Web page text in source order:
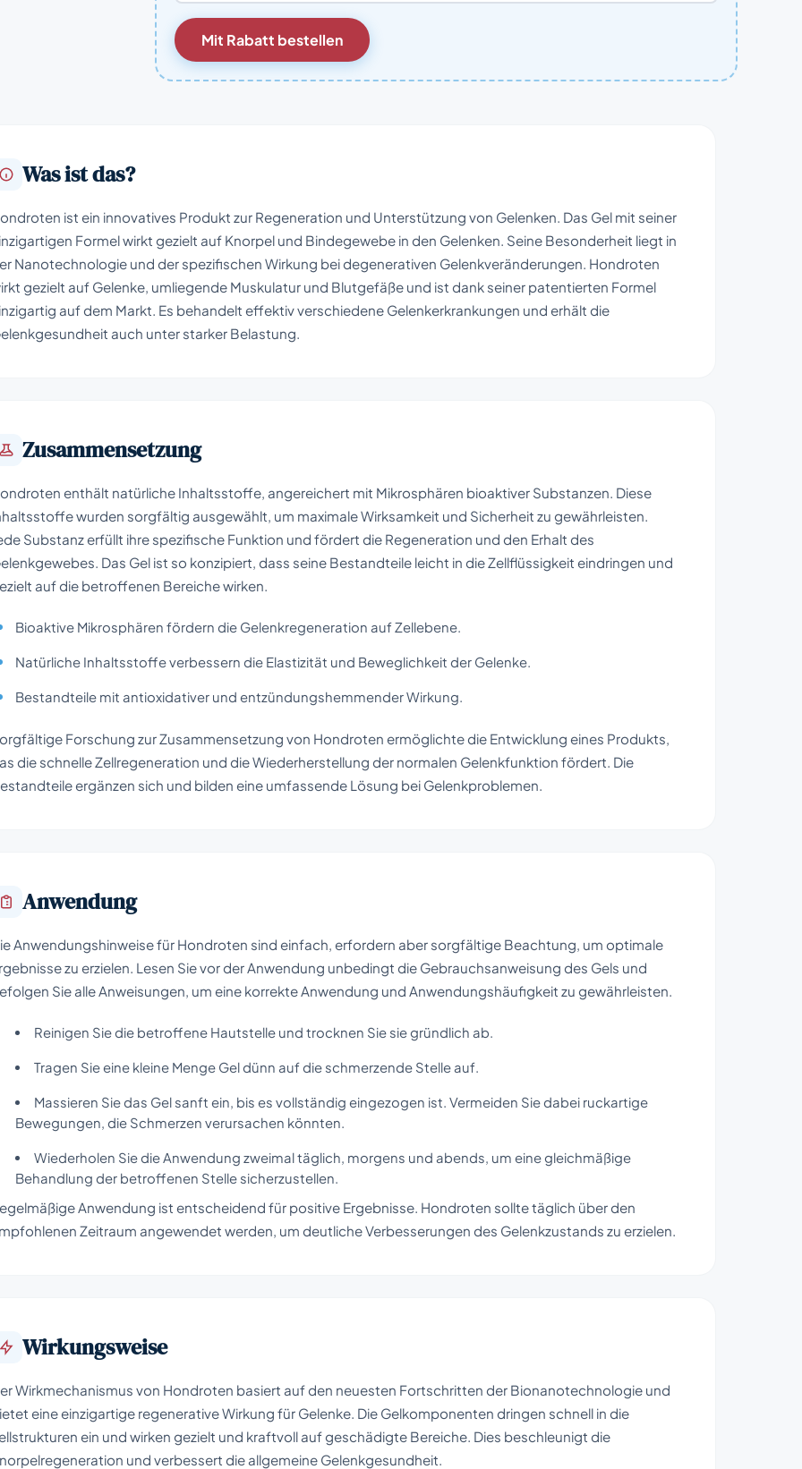
Mit Rabatt bestellen
Was ist das?
ist ein innovatives Produkt zur Regeneration und Unterstützung von Gelenken. Das Gel mit seiner
Formel wirkt gezielt auf Knorpel und Bindegewebe in den Gelenken. Seine Besonderheit liegt in
Nanotechnologie und der spezifischen Wirkung bei degenerativen Gelenkveränderungen. Hondroten
gezielt auf Gelenke, umliegende Muskulatur und Blutgefäße und ist dank seiner patentierten Formel
auf dem Markt. Es behandelt effektiv verschiedene Gelenkerkrankungen und erhält die
auch unter starker Belastung.
Zusammensetzung
enthält natürliche Inhaltsstoffe, angereichert mit Mikrosphären bioaktiver Substanzen. Diese
wurden sorgfältig ausgewählt, um maximale Wirksamkeit und Sicherheit zu gewährleisten.
Substanz erfüllt ihre spezifische Funktion und fördert die Regeneration und den Erhalt des
Das Gel ist so konzipiert, dass seine Bestandteile leicht in die Zellflüssigkeit eindringen und
auf die betroffenen Bereiche wirken.
Bioaktive Mikrosphären fördern die Gelenkregeneration auf Zellebene.
Natürliche Inhaltsstoffe verbessern die Elastizität und Beweglichkeit der Gelenke.
Bestandteile mit antioxidativer und entzündungshemmender Wirkung.
Forschung zur Zusammensetzung von Hondroten ermöglichte die Entwicklung eines Produkts,
die schnelle Zellregeneration und die Wiederherstellung der normalen Gelenkfunktion fördert. Die
ergänzen sich und bilden eine umfassende Lösung bei Gelenkproblemen.
Anwendung
Anwendungshinweise für Hondroten sind einfach, erfordern aber sorgfältige Beachtung, um optimale
zu erzielen. Lesen Sie vor der Anwendung unbedingt die Gebrauchsanweisung des Gels und
Sie alle Anweisungen, um eine korrekte Anwendung und Anwendungshäufigkeit zu gewährleisten.
Reinigen Sie die betroffene Hautstelle und trocknen Sie sie gründlich ab.
Tragen Sie eine kleine Menge Gel dünn auf die schmerzende Stelle auf.
Massieren Sie das Gel sanft ein, bis es vollständig eingezogen ist. Vermeiden Sie dabei ruckartige
Bewegungen, die Schmerzen verursachen könnten.
Wiederholen Sie die Anwendung zweimal täglich, morgens und abends, um eine gleichmäßige
Behandlung der betroffenen Stelle sicherzustellen.
Anwendung ist entscheidend für positive Ergebnisse. Hondroten sollte täglich über den
Zeitraum angewendet werden, um deutliche Verbesserungen des Gelenkzustands zu erzielen.
Wirkungsweise
Wirkmechanismus von Hondroten basiert auf den neuesten Fortschritten der Bionanotechnologie und
eine einzigartige regenerative Wirkung für Gelenke. Die Gelkomponenten dringen schnell in die
ein und wirken gezielt und kraftvoll auf geschädigte Bereiche. Dies beschleunigt die
und verbessert die allgemeine Gelenkgesundheit.